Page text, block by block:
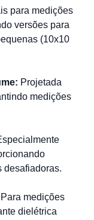
para medições
versões para
(10x10
Projetada
medições
desafiadoras.
Para medições
dielétrica